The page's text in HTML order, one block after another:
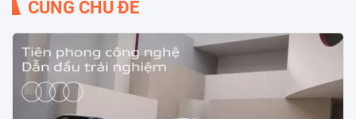
CÙNG CHỦ ĐỀ